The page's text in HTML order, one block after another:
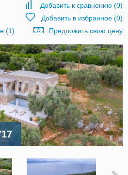
Добавить к сравнению (0)
Добавить в избранное(0)
(1)
Предложить свою цену